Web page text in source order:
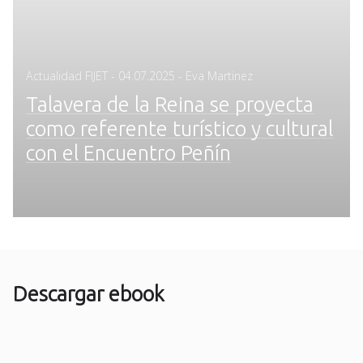
Actualidad FIJET - Posted
04.07.2025 - Eva Martinez
Talavera de la Reina se proyecta
como referente turístico y cultural
con el Encuentro Peñín
Descargar ebook